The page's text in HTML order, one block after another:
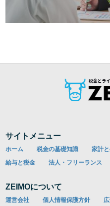
サイトメニュー
ホーム 税金の基礎知識 家計
給与と税金
法人・フリーランス
ZEIMOについて
運営会社 個人情報保護方針